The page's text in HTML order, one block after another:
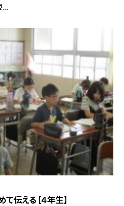
...
伝える【４年生】